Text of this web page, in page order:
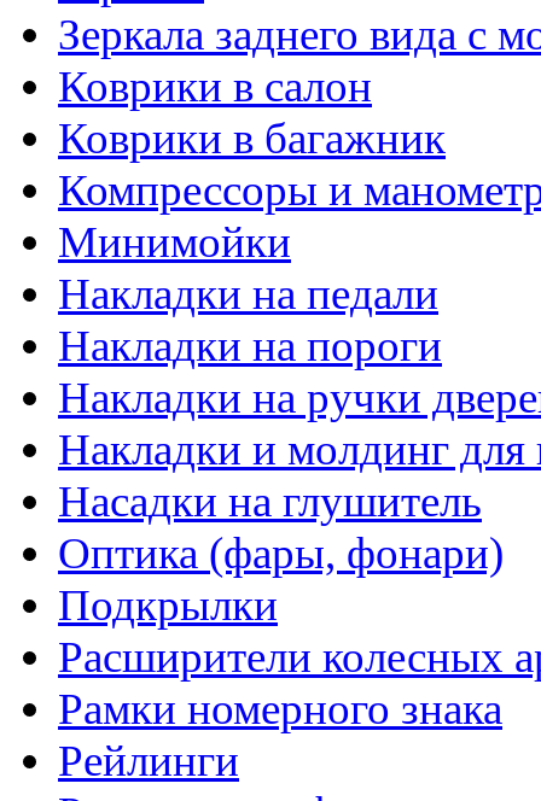
Зеркала заднего вида с
Коврики в салон
Коврики в багажник
Компрессоры и
Минимойки
Накладки на педали
Накладки на пороги
Накладки на ручки
Накладки и молдинг для
Насадки на глушитель
Оптика (фары, фонари)
Подкрылки
Расширители колесных
Рамки номерного знака
Рейлинги